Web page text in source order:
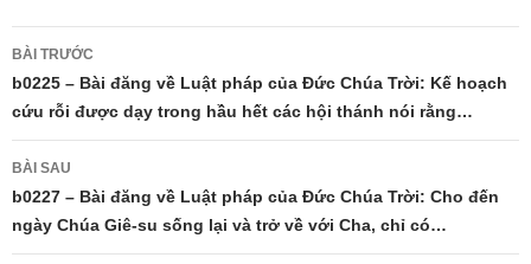
Điều
hướng
bài
viết
BÀI TRƯỚC
b0225 – Bài đăng về Luật pháp của Đức Chúa Trời: Kế hoạch
cứu rỗi được dạy trong hầu hết các hội thánh nói rằng…
BÀI SAU
b0227 – Bài đăng về Luật pháp của Đức Chúa Trời: Cho đến
ngày Chúa Giê-su sống lại và trở về với Cha, chỉ có…